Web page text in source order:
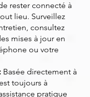
rester connecté à
lieu. Surveillez
consultez
mises à jour en
ou votre
Basée directement à
toujours à
pratique